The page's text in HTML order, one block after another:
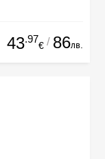
43.97
€ / 86лв.